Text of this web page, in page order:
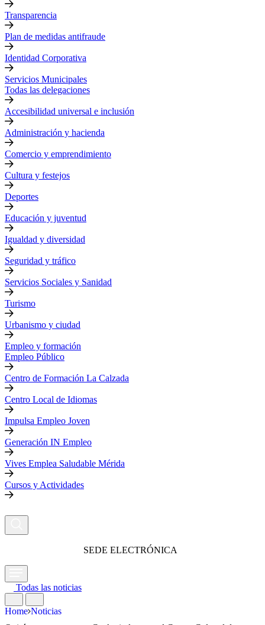
Transparencia
Plan de medidas antifraude
Identidad Corporativa
Servicios Municipales
Todas las delegaciones
Accesibilidad universal e inclusión
Administración y hacienda
Comercio y emprendimiento
Cultura y festejos
Deportes
Educación y juventud
Igualdad y diversidad
Seguridad y tráfico
Servicios Sociales y Sanidad
Turismo
Urbanismo y ciudad
Empleo y formación
Empleo Público
Centro de Formación La Calzada
Centro Local de Idiomas
Impulsa Empleo Joven
Generación IN Empleo
Vives Emplea Saludable Mérida
Cursos y Actividades
SEDE ELECTRÓNICA
Todas las noticias
Home Noticias